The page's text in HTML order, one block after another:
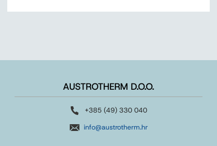
AUSTROTHERM D.O.O.
+385 (49) 330 040
info@austrotherm.hr